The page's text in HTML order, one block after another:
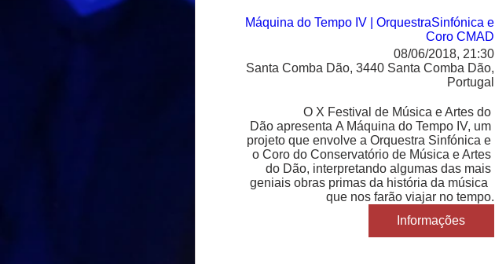
Máquina do Tempo IV | OrquestraSinfónica e
Coro CMAD
08/06/2018, 21:30
Santa Comba Dão, 3440 Santa Comba Dão,
Portugal
O X Festival de Música e Artes do
Dão apresenta A Máquina do Tempo IV, um
projeto que envolve a Orquestra Sinfónica e
o Coro do Conservatório de Música e Artes
do Dão, interpretando algumas das mais
geniais obras primas da história da música
que nos farão viajar no tempo.
Informações